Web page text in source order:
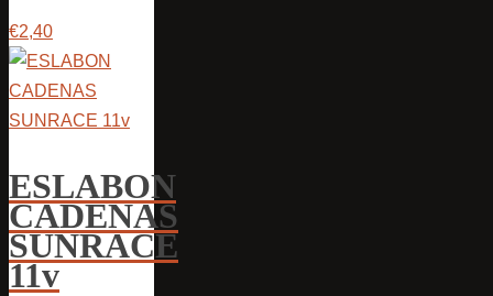
€2,40
ESLABON
CADENAS
SUNRACE
11v